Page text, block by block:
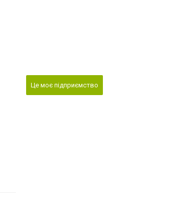
Це моє підприємство